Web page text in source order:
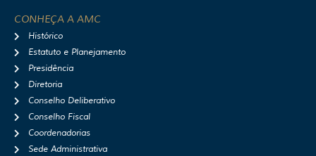
t
r
CONHEÇA A AMC
Histórico
Estatuto e Planejamento
Presidência
Diretoria
Conselho Deliberativo
Conselho Fiscal
Coordenadorias
Sede Administrativa